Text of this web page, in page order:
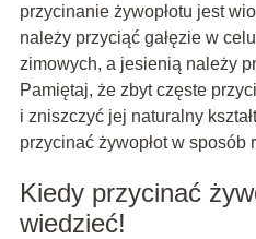
przycinanie żywopłotu jest
należy przyciąć gałęzie w
zimowych, a jesienią należy
Pamiętaj, że zbyt częste
i zniszczyć jej naturalny
przycinać żywopłot w sposób
Kiedy przycinać
wiedzieć!